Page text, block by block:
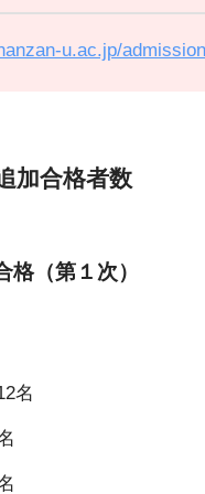
u.ac.jp/
加合格者数
格（第１次）
名